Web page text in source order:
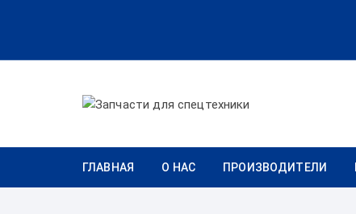
ГЛАВНАЯ О НАС ПРОИЗВОДИТЕЛИ